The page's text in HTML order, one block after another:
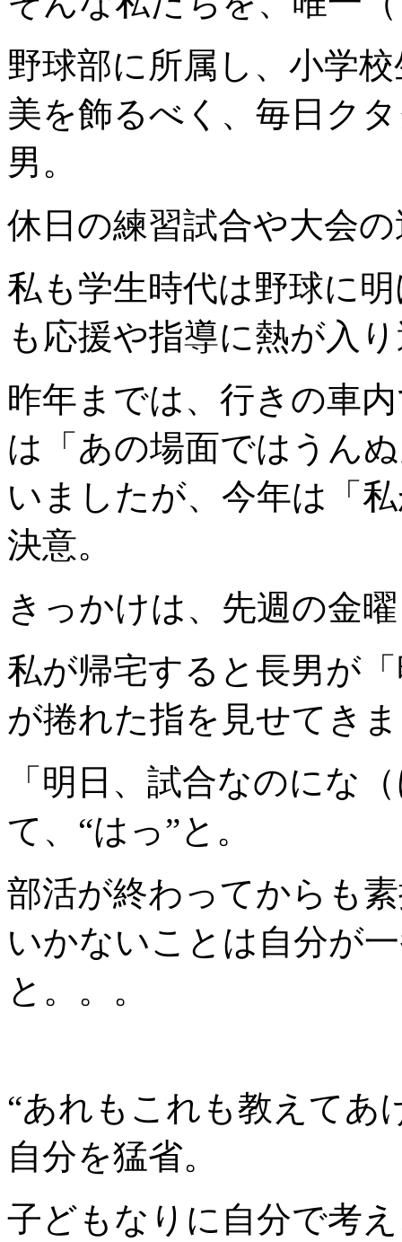
野球部に所属し、小学
美を飾るべく、毎日ク
男。
休日の練習試合や大会
私も学生時代は野球に
も応援や指導に熱が入
昨年までは、行きの車
は「あの場面ではうん
いましたが、今年は「
決意。
きっかけは、先週の金
私が帰宅すると長男が
が捲れた指を見せてき
「明日、試合なのにな
て、“はっ”と。
部活が終わってからも
いかないことは自分が
と。。。
“あれもこれも教えてあ
自分を猛省。
子どもなりに自分で考